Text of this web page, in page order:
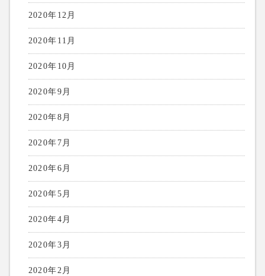
2020年12月
2020年11月
2020年10月
2020年9月
2020年8月
2020年7月
2020年6月
2020年5月
2020年4月
2020年3月
2020年2月